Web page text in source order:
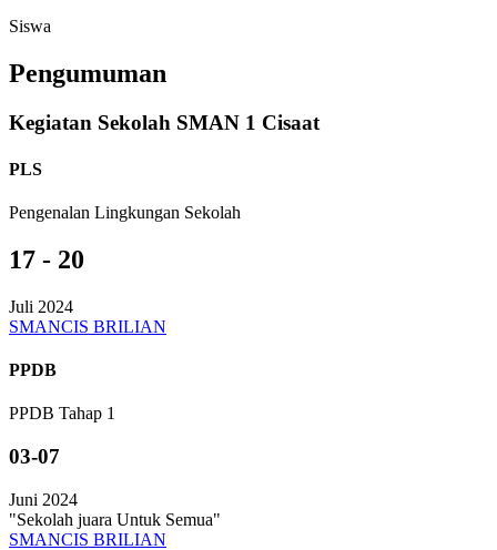
Siswa
Pengumuman
Kegiatan Sekolah SMAN 1 Cisaat
PLS
Pengenalan Lingkungan Sekolah
17 - 20
Juli 2024
SMANCIS BRILIAN
PPDB
PPDB Tahap 1
03-07
Juni 2024
"Sekolah juara Untuk Semua"
SMANCIS BRILIAN